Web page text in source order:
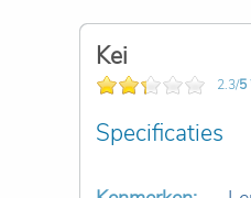
Kei
2.3/5
Specificaties